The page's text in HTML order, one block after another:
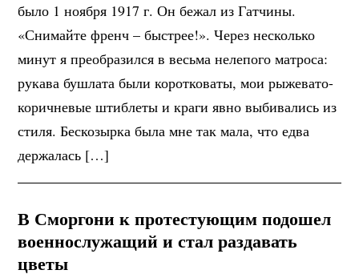
было 1 ноября 1917 г. Он бежал из Гатчины.
«Снимайте френч – быстрее!». Через несколько
минут я преобразился в весьма нелепого матроса:
рукава бушлата были коротковаты, мои рыжевато-
коричневые штиблеты и краги явно выбивались из
стиля. Бескозырка была мне так мала, что едва
держалась […]
В Сморгони к протестующим подошел
военнослужащий и стал раздавать
цветы